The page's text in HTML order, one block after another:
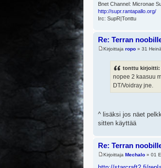
Bnet Channel: Micronae
http://supr.rantapallo.org/
Irc: SupR|Tonttu
Re: Terran
Kirjoittaja ropo » 31
tonttu kirjoitti:
nopee 2 kaasuu
DT/Voidray jne.
^ lisäksi jos näet
sitten käyttää
Re: Terran
Kirjoittaja Mechalo » 01